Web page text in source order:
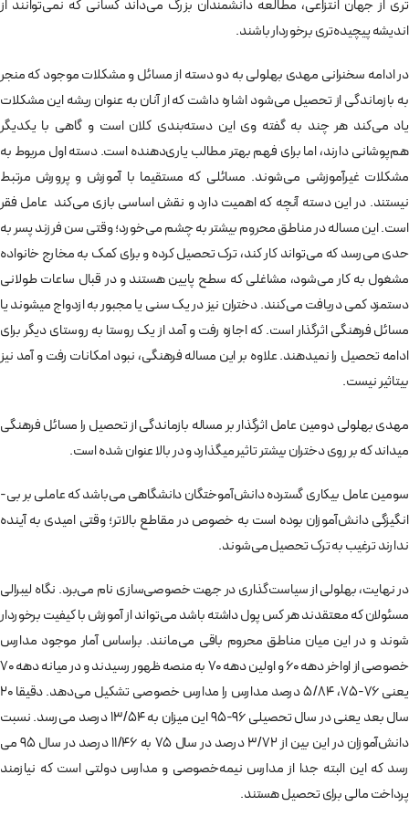
تری از جهان انتزاعی، مطالعه دانشمندان بزرگ می‌­داند کسانی که نمی‌­توانند از
اندیشه پیچیده­‌تری برخوردار باشند.
در ادامه سخنرانی مهدی بهلولی به دو دسته از مسائل و مشکلات موجود که منجر
به بازماندگی از تحصیل می‌­شود اشاره داشت که از آنان به عنوان ریشه این مشکلات
یاد می‌­کند هر چند به گفته وی این دسته‌بندی کلان است و گاهی با یکدیگر
هم‌پوشانی دارند، اما برای فهم بهتر مطالب یاری‌­دهنده است. دسته اول مربوط به
مشکلات غیرآموزشی می‌­شوند. مسائلی که مستقیما با آموزش و پرورش مرتبط
نیستند. در این دسته آنچه که اهمیت دارد و نقش اساسی بازی می‌­کند عامل فقر
است. این مساله در مناطق محروم بیشتر به چشم می­‌خورد؛ وقتی سن فرزند پسر به
حدی می‌­رسد که می‌­تواند کار کند، ترک تحصیل کرده و برای کمک به مخارج خانواده
مشغول به کار می­‌شود، مشاغلی که سطح پایین هستند و در قبال ساعات طولانی
دستمزد کمی دریافت می‌­کنند. دختران نیز در یک سنی یا مجبور به ازدواج می‎شوند یا
مسائل فرهنگی اثرگذار است. که اجازه رفت و آمد از یک روستا به روستای دیگر برای
ادامه تحصیل را نمی‎دهند. علاوه بر این مساله فرهنگی، نبود امکانات رفت و آمد نیز
بی‎­تاثیر نیست.
مهدی بهلولی دومین عامل اثرگذار بر مساله بازماندگی از تحصیل را مسائل فرهنگی
می­‎داند که بر روی دختران بیشتر تاثیر می‎گذارد و در بالا عنوان شده است.
سومین عامل بیکاری گسترده دانش‌­آموختگان دانشگاهی می­‌باشد که عاملی بر بی‌­
انگیزگی دانش‌­آموزان بوده است به خصوص در مقاطع بالاتر؛ وقتی امیدی به آینده
ندارند ترغیب به ترک تحصیل می‌­شوند.
در نهایت، بهلولی از سیاست‌گذاری در جهت خصوصی‌­سازی نام می‌­برد. نگاه لیبرالی
مسئولان که معتقدند هر کس پول داشته باشد می­‌تواند از آموزش با کیفیت برخوردار
شوند و در این میان مناطق محروم باقی می‌­مانند. براساس آمار موجود مدارس
خصوصی از اواخر دهه 60 و اولین دهه 70 به منصه ظهور رسیدند و در میانه دهه 70
یعنی 76-75، 5/84 درصد مدارس را مدارس خصوصی تشکیل می­‌دهد. دقیقا 20
سال بعد یعنی در سال تحصیلی 96-95 این میزان به 13/54 درصد می­‌رسد. نسبت
دانش­‌آموزان در این بین از 3/72 درصد در سال 75 به 11/46 درصد در سال 95 می­‌
رسد که این البته جدا از مدارس نیمه‌­خصوصی و مدارس دولتی است که نیازمند
پرداخت مالی برای تحصیل هستند.